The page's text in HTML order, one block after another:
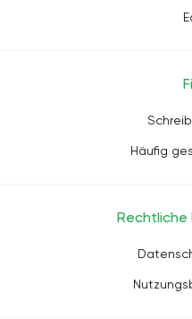
Häufig
Rechtliche